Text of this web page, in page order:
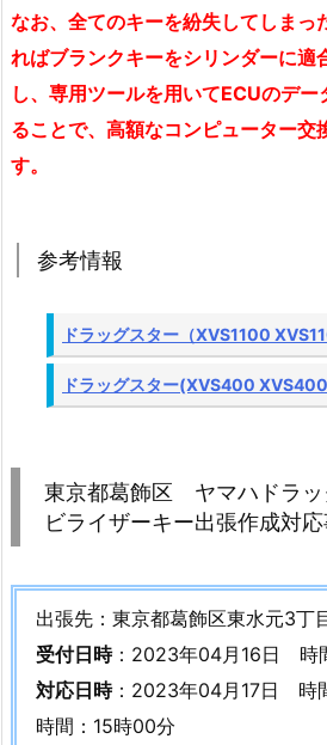
S.
S.）
1.
イ
イ
ー
キ
ー
成
と
扱
い
（赤
キ
ー
なお、全てのキーを紛失してしまっ
ればブランクキーをシリンダーに適
し、専用ツールを用いてECUのデ
ることで、高額なコンピューター交
す。
参考情報
ドラッグスター（XVS1100
ドラッグスター(XVS400
東京都葛飾区 ヤマハドラ
ビライザーキー出張作成対
出張先：東京都葛飾区東水元3丁
受付日時：2023年04月16日 時
対応日時：2023年04月17日 時
時間：15時00分